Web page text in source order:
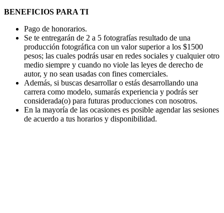
BENEFICIOS PARA TI
Pago de honorarios.
Se te entregarán de 2 a 5 fotografías resultado de una
producción fotográfica con un valor superior a los $1500
pesos; las cuales podrás usar en redes sociales y cualquier otro
medio siempre y cuando no viole las leyes de derecho de
autor, y no sean usadas con fines comerciales.
Además, si buscas desarrollar o estás desarrollando una
carrera como modelo, sumarás experiencia y podrás ser
considerada(o) para futuras producciones con nosotros.
En la mayoría de las ocasiones es posible agendar las sesiones
de acuerdo a tus horarios y disponibilidad.